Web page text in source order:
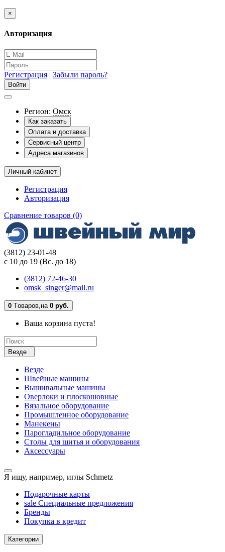
×
Авторизация
Регистрация | Забыли пароль?
Регион: Омск
Как заказать
Оплата и доставка
Сервисный центр
Адреса магазинов
Личный кабинет
Регистрация
Авторизация
Сравнение товаров (0)
(3812) 23-01-48
с 10 до 19 (Вс. до 18)
(3812) 72-46-30
omsk_singer@mail.ru
0 Tоваров,на 0 руб.
Ваша корзина пуста!
Везде
Везде
Швейные машины
Вышивальные машины
Оверлоки и плоскошовные
Вязальное оборудование
Промышленное оборудование
Манекены
Парогладильное оборудование
Столы для шитья и оборудования
Аксессуары
Я ищу, например, иглы Schmetz
Подарочные карты
sale Специальные предложения
Бренды
Покупка в кредит
Категории